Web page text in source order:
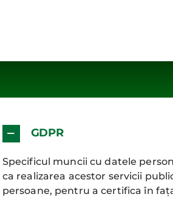
GDPR
Specificul muncii cu datele
ca realizarea acestor servicii
persoane, pentru a certifica în